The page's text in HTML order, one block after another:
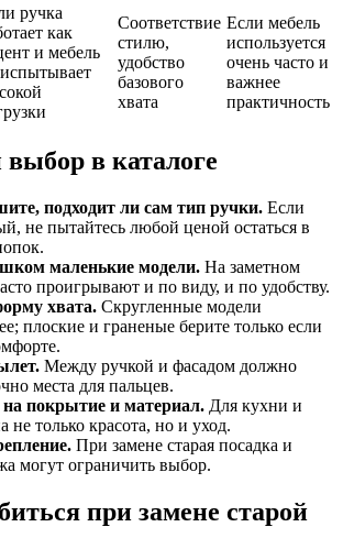
ручка
как
и мебель
Соответствие
стилю,
удобство
базового
хвата
Если мебель
используется
очень часто и
важнее
практичность
в каталоге
подходит ли сам тип ручки. Если
не пытайтесь любой ценой остаться в
маленькие модели. На заметном
проигрывают и по виду, и по удобству.
хвата. Скругленные модели
плоские и граненые берите только если
Между ручкой и фасадом должно
места для пальцев.
покрытие и материал. Для кухни и
не только красота, но и уход.
При замене старая посадка и
могут ограничить выбор.
при замене старой